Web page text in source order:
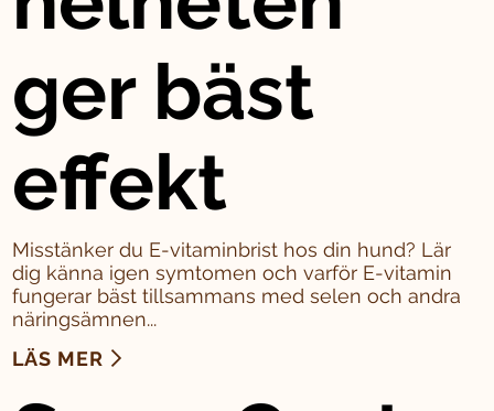
ger bäst
effekt
Misstänker du E-vitaminbrist hos din hund? Lär
dig känna igen symtomen och varför E-vitamin
fungerar bäst tillsammans med selen och andra
näringsämnen...
LÄS MER